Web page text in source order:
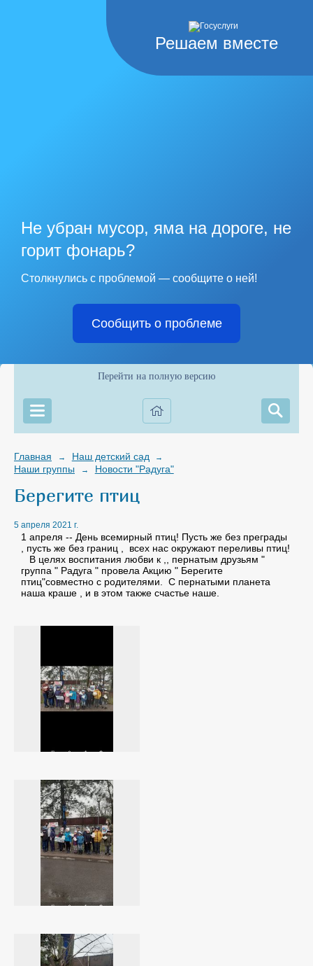
Решаем вместе
Не убран мусор, яма на дороге, не
горит фонарь?
Столкнулись с проблемой — сообщите о ней!
Сообщить о проблеме
Перейти на полную версию
Главная → Наш детский сад →
Наши группы → Новости "Радуга"
Берегите птиц
5 апреля 2021 г.
1 апреля -- День всемирный птиц! Пусть же без преграды
, пусть же без границ , всех нас окружают переливы птиц!
В целях воспитания любви к ,, пернатым друзьям "
группа " Радуга " провела Акцию " Берегите
птиц"совместно с родителями. С пернатыми планета
наша краше , и в этом также счастье наше.